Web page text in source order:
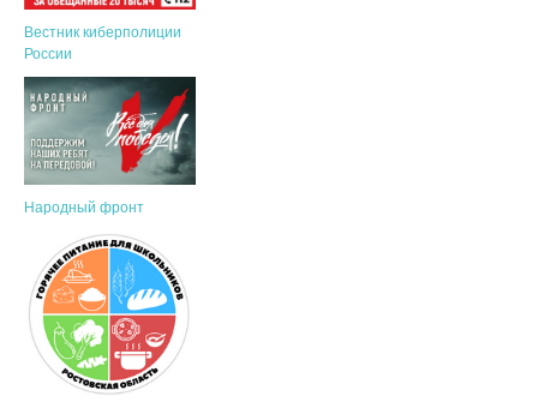
Вестник киберполиции
России
Народный фронт